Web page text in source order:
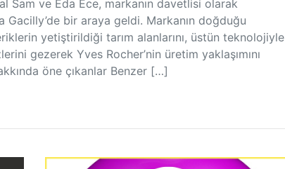
Sam ve Eda Ece, markanın davetlisi olarak
Gacilly’de bir araya geldi. Markanın doğduğu
yetiştirildiği tarım alanlarını, üstün teknolojiyle
gezerek Yves Rocher’nin üretim yaklaşımını
öne çıkanlar Benzer […]